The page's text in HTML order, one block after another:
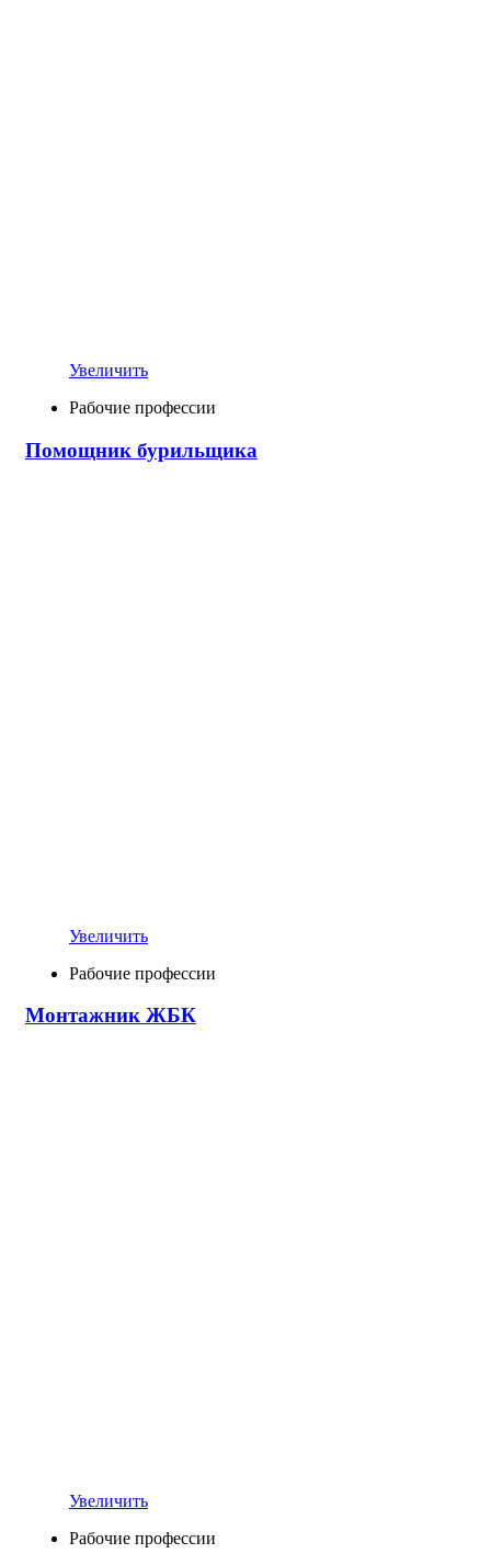
Увеличить
Рабочие профессии
Помощник бурильщика
Увеличить
Рабочие профессии
Монтажник ЖБК
Увеличить
Рабочие профессии